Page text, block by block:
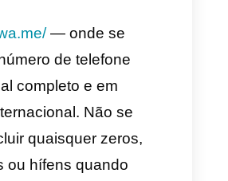
contatar-te sem
do WhatsApp, e por isso
criar um link
diretamente
com a tua